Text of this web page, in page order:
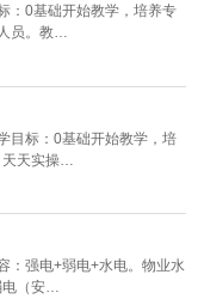
：0基础开始教学，培养专
员。教…
目标：0基础开始教学，培
天天实操…
：强电+弱电+水电。物业水
电（安…